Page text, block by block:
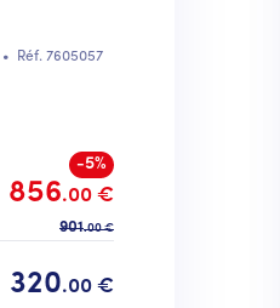
• Réf. 7605057
-5%
856.00 €
901.00 €
320.00 €